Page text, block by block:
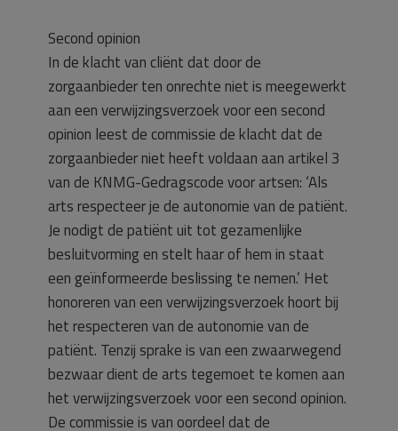
Second opinion
In de klacht van cliënt dat door de
zorgaanbieder ten onrechte niet is meegewerkt
aan een verwijzingsverzoek voor een second
opinion leest de commissie de klacht dat de
zorgaanbieder niet heeft voldaan aan artikel 3
van de KNMG-Gedragscode voor artsen: ‘Als
arts respecteer je de autonomie van de patiënt.
Je nodigt de patiënt uit tot gezamenlijke
besluitvorming en stelt haar of hem in staat
een geïnformeerde beslissing te nemen.’ Het
honoreren van een verwijzingsverzoek hoort bij
het respecteren van de autonomie van de
patiënt. Tenzij sprake is van een zwaarwegend
bezwaar dient de arts tegemoet te komen aan
het verwijzingsverzoek voor een second opinion.
De commissie is van oordeel dat de